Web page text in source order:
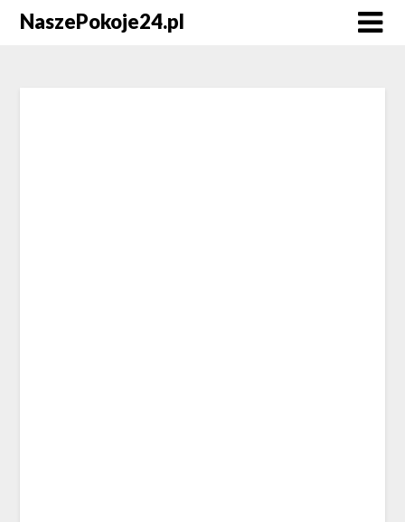
NaszePokoje24.pl